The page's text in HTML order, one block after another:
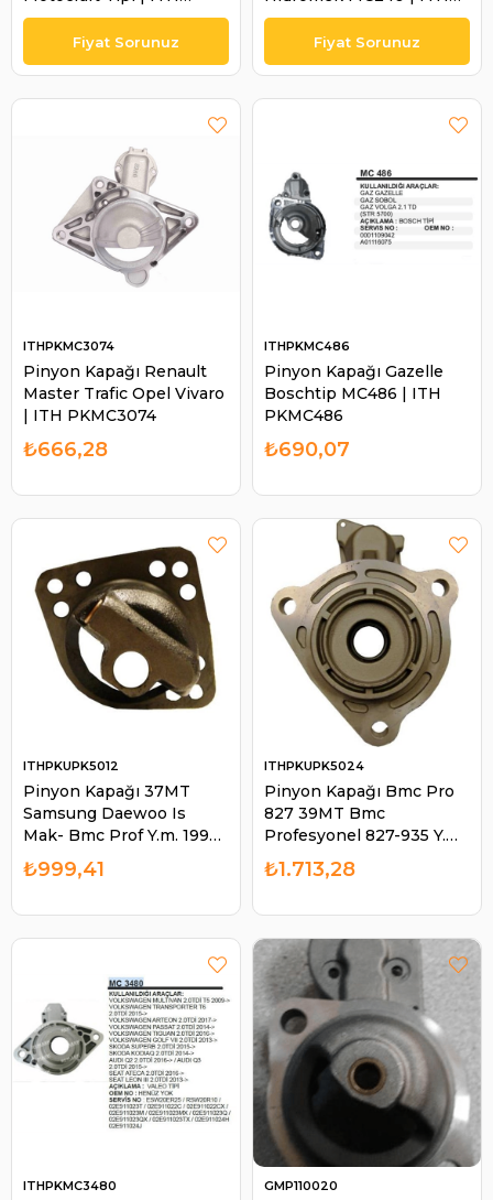
PKMC231
PKMC240
Pinyon Kapağı Renault
Master Trafic Opel Vivaro
| ITH PKMC3074
ITHPKMC3074
₺666,28
Pinyon Kapağı Gazelle
Boschtip MC486 | ITH
PKMC486
ITHPKMC486
₺690,07
Pinyon Kapağı 37MT
Samsung Daewoo Is
Mak- Bmc Prof Y.m. 1993
UPK5012 | ITH
PKUPK5012
ITHPKUPK5012
₺999,41
Pinyon Kapağı Bmc Pro
827 39MT Bmc
Profesyonel 827-935 Y.m.
19011 UPK5024 | ITH
PKUPK5024
ITHPKUPK5024
₺1.713,28
ITHPKMC3480 GMP110020